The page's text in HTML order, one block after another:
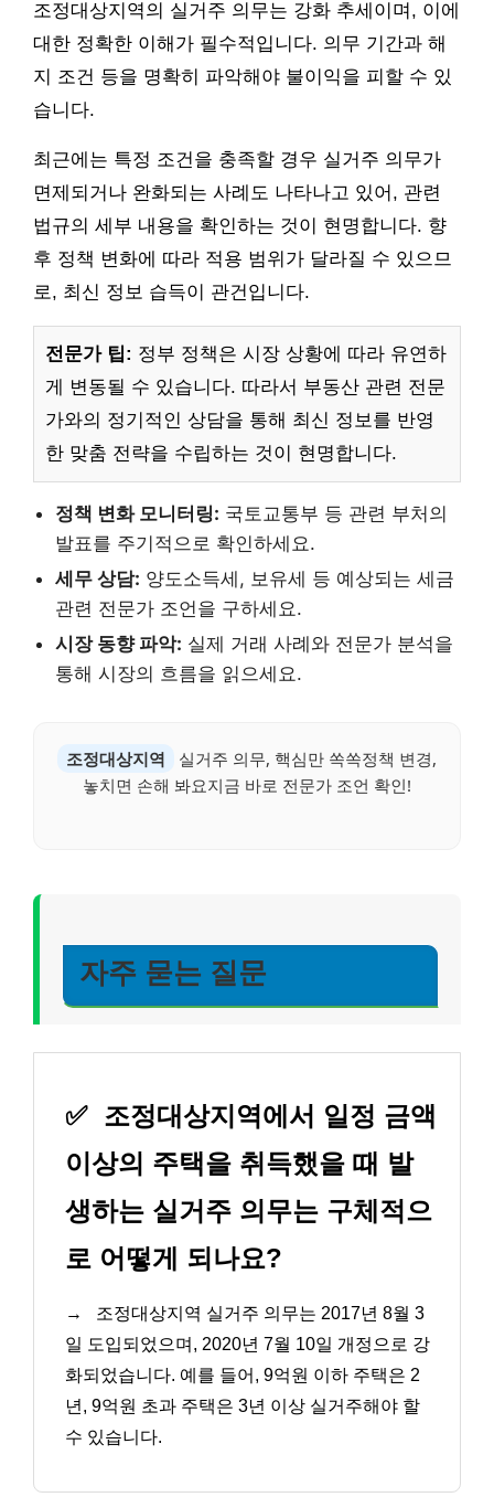
조정대상지역의 실거주 의무는 강화 추세이며, 이에
대한 정확한 이해가 필수적입니다. 의무 기간과 해
지 조건 등을 명확히 파악해야 불이익을 피할 수 있
습니다.
최근에는 특정 조건을 충족할 경우 실거주 의무가
면제되거나 완화되는 사례도 나타나고 있어, 관련
법규의 세부 내용을 확인하는 것이 현명합니다. 향
후 정책 변화에 따라 적용 범위가 달라질 수 있으므
로, 최신 정보 습득이 관건입니다.
전문가 팁: 정부 정책은 시장 상황에 따라 유연하
게 변동될 수 있습니다. 따라서 부동산 관련 전문
가와의 정기적인 상담을 통해 최신 정보를 반영
한 맞춤 전략을 수립하는 것이 현명합니다.
정책 변화 모니터링: 국토교통부 등 관련 부처의
발표를 주기적으로 확인하세요.
세무 상담: 양도소득세, 보유세 등 예상되는 세금
관련 전문가 조언을 구하세요.
시장 동향 파악: 실제 거래 사례와 전문가 분석을
통해 시장의 흐름을 읽으세요.
조정대상지역
실거주 의무, 핵심만 쏙쏙정책 변경,
놓치면 손해 봐요지금 바로 전문가 조언 확인!
자주 묻는 질문
✅ 조정대상지역에서 일정 금액
이상의 주택을 취득했을 때 발
생하는 실거주 의무는 구체적으
로 어떻게 되나요?
→
조정대상지역 실거주 의무는 2017년 8월 3
일 도입되었으며, 2020년 7월 10일 개정으로 강
화되었습니다. 예를 들어, 9억원 이하 주택은 2
년, 9억원 초과 주택은 3년 이상 실거주해야 할
수 있습니다.